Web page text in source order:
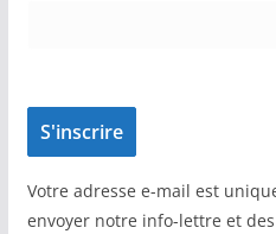
Votre adresse e-mail est
envoyer notre info-lettre et